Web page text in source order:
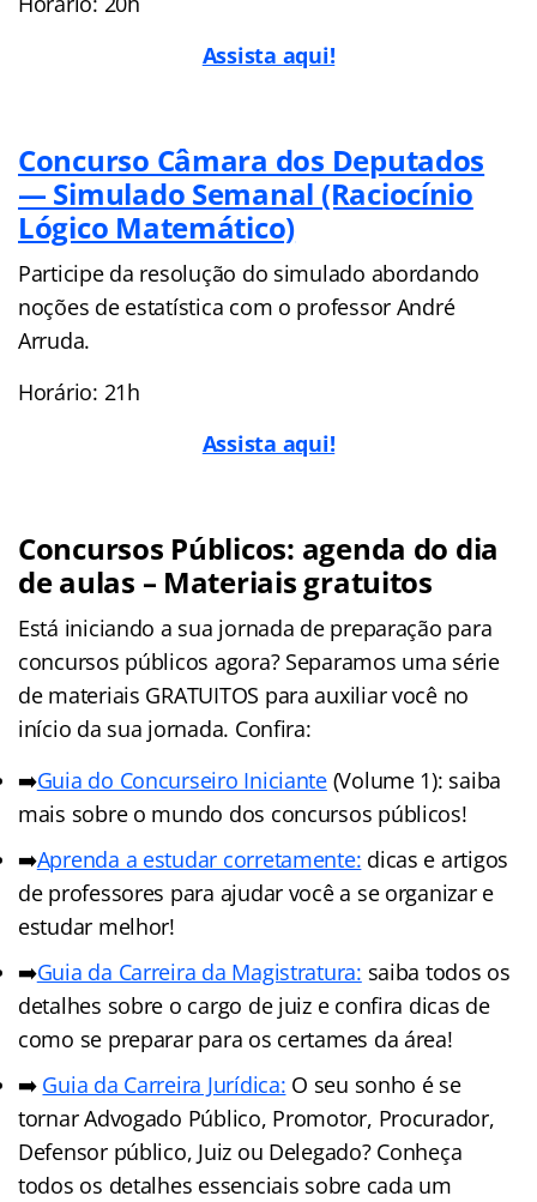
Assista aqui!
Concurso Câmara dos Deputados
— Simulado Semanal (Raciocínio
Lógico Matemático)
Participe da resolução do simulado abordando
noções de estatística com o professor André
Arruda.
Horário: 21h
Assista aqui!
Concursos Públicos: agenda do dia
de aulas – Materiais gratuitos
Está iniciando a sua jornada de preparação para
concursos públicos agora? Separamos uma série
de materiais GRATUITOS para auxiliar você no
início da sua jornada. Confira:
➡️Guia do Concurseiro Iniciante(Volume 1): saiba
mais sobre o mundo dos concursos públicos!
➡️Aprenda a estudar corretamente: dicas e artigos
de professores para ajudar você a se organizar e
estudar melhor!
➡️Guia da Carreira da Magistratura: saiba todos os
detalhes sobre o cargo de juiz e confira dicas de
como se preparar para os certames da área!
➡️ Guia da Carreira Jurídica: O seu sonho é se
tornar Advogado Público, Promotor, Procurador,
Defensor público, Juiz ou Delegado? Conheça
todos os detalhes essenciais sobre cada um